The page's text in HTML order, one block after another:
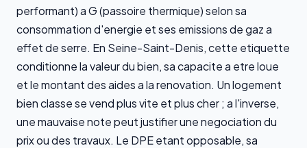
performant) a G (passoire thermique) selon sa
consommation d'energie et ses emissions de gaz a
effet de serre. En Seine-Saint-Denis, cette etiquette
conditionne la valeur du bien, sa capacite a etre loue
et le montant des aides a la renovation. Un logement
bien classe se vend plus vite et plus cher ; a l'inverse,
une mauvaise note peut justifier une negociation du
prix ou des travaux. Le DPE etant opposable, sa